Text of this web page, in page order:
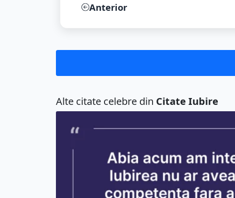
Anterior
Alte citate celebre din Citate Iubire